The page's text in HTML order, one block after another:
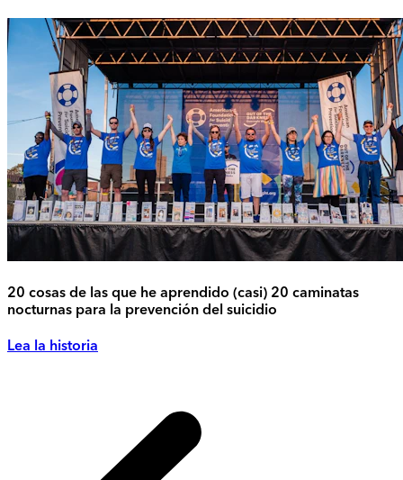
20 cosas de las que he aprendido (casi) 20 caminatas
nocturnas para la prevención del suicidio
Lea la historia